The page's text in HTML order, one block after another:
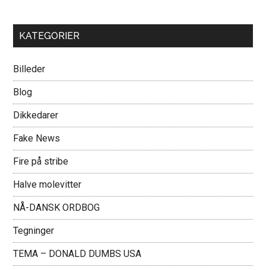
KATEGORIER
Billeder
Blog
Dikkedarer
Fake News
Fire på stribe
Halve molevitter
NÅ-DANSK ORDBOG
Tegninger
TEMA – DONALD DUMBS USA